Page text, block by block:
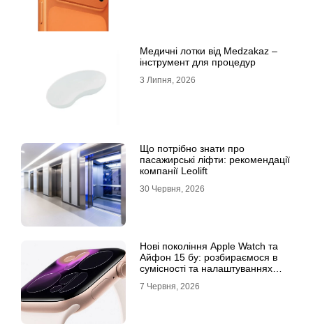
Медичні лотки від Medzakaz –
інструмент для процедур
3 Липня, 2026
Що потрібно знати про
пасажирські ліфти: рекомендації
компанії Leolift
30 Червня, 2026
Нові покоління Apple Watch та
Айфон 15 бу: розбираємося в
сумісності та налаштуваннях
7 Червня, 2026